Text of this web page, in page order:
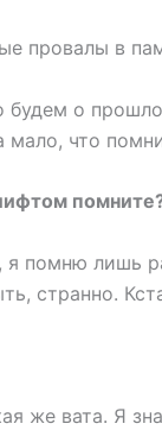
провалы в
о
мало, что
я помню лишь
странно.
же вата. Я